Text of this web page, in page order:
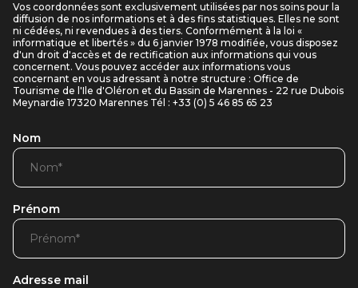
Vos coordonnées sont exclusivement utilisées par nos soins pour la
diffusion de nos informations et à des fins statistiques. Elles ne sont
ni cédées, ni revendues à des tiers. Conformément à la loi «
informatique et libertés » du 6 janvier 1978 modifiée, vous disposez
d'un droit d'accès et de rectification aux informations qui vous
concernent. Vous pouvez accéder aux informations vous
concernant en vous adressant à notre structure : Office de
Tourisme de l'Ile d'Oléron et du Bassin de Marennes - 22 rue Dubois
Meynardie 17320 Marennes Tél : +33 (0) 5 46 85 65 23
Nom
Prénom
Adresse mail